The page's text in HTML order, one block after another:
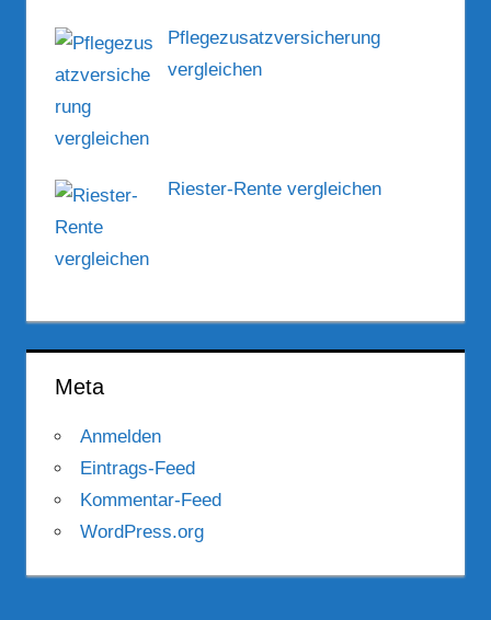
Pflegezusatzversicherung
vergleichen
Riester-Rente vergleichen
Meta
Anmelden
Eintrags-Feed
Kommentar-Feed
WordPress.org